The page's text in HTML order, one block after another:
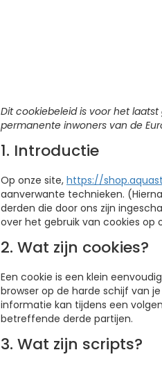
Dit cookiebeleid is voor het
permanente inwoners van de
1. Introductie
Op onze site, https://
aanverwante technieken.
derden die door ons zijn
over het gebruik van cookies op
2. Wat zijn cookies?
Een cookie is een klein
browser op de harde schijf van
informatie kan tijdens een
betreffende derde partijen.
3. Wat zijn scripts?